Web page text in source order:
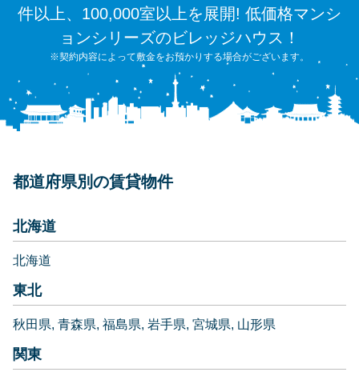
件以上、100,000室以上を展開! 低価格マンシ
ョンシリーズのビレッジハウス！
※契約内容によって敷金をお預かりする場合がございます。
都道府県別の賃貸物件
北海道
北海道
東北
秋田県 青森県 福島県 岩手県 宮城県 山形県
関東